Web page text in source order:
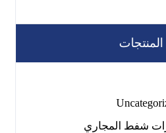
شفط المجاري